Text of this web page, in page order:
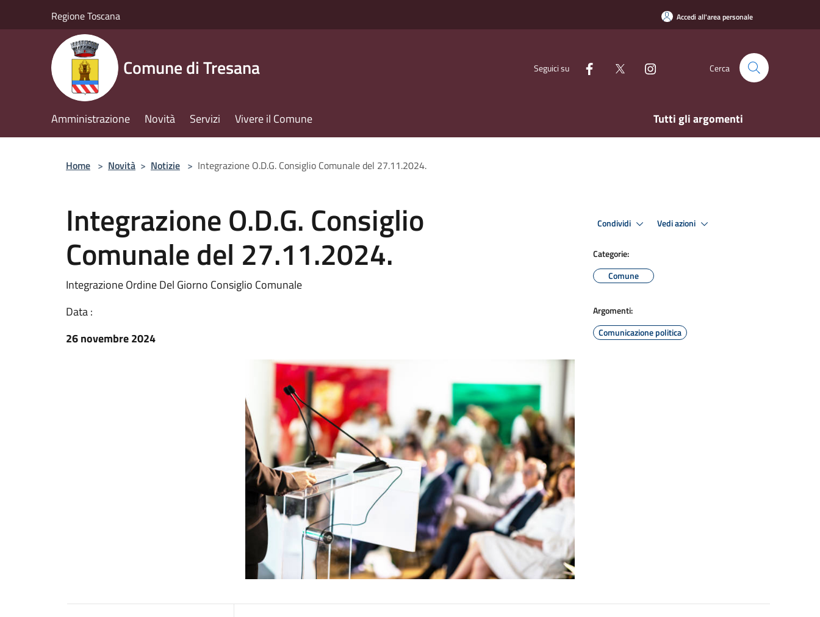
Regione Toscana Accedi all'area personale
Comune di Tresana Seguici su Cerca
Amministrazione Novità Servizi Vivere il Comune Tutti gli argomenti
Home > Novità > Notizie > Integrazione O.D.G. Consiglio Comunale del 27.11.2024.
Integrazione O.D.G. Consiglio
Comunale del 27.11.2024.
Integrazione Ordine Del Giorno Consiglio Comunale
Data :
26 novembre 2024
Condividi Vedi azioni
Categorie:
Comune
Argomenti:
Comunicazione politica